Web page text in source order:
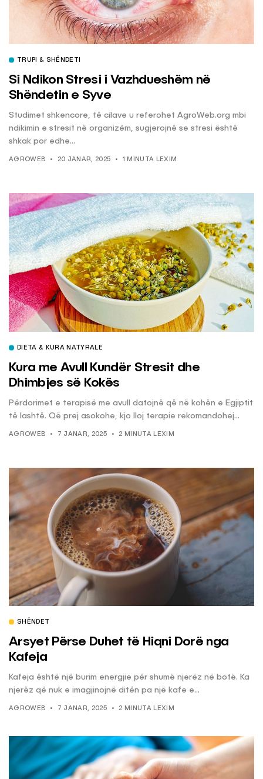
TRUPI & SHËNDETI
Si Ndikon Stresi i Vazhdueshëm në
Shëndetin e Syve
Studimet shkencore, të cilave u referohet AgroWeb.org mbi
ndikimin e stresit në organizëm, sugjerojnë se stresi është
shkak por edhe...
AGROWEB 20 JANAR, 2025 1 MINUTA LEXIM
DIETA & KURA NATYRALE
Kura me Avull Kundër Stresit dhe
Dhimbjes së Kokës
Përdorimet e terapisë me avull datojnë që në kohën e Egjiptit
të lashtë. Që prej asokohe, kjo lloj terapie rekomandohej...
AGROWEB 7 JANAR, 2025 2 MINUTA LEXIM
SHËNDET
Arsyet Përse Duhet të Hiqni Dorë nga
Kafeja
Kafeja është një burim energjie për shumë njerëz në botë. Ka
njerëz që nuk e imagjinojnë ditën pa një kafe e...
AGROWEB 7 JANAR, 2025 2 MINUTA LEXIM